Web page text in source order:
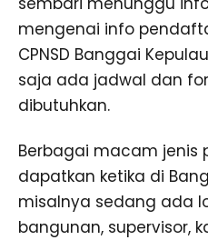
mengenai info
CPNSD Banggai
saja ada jadwal dan
dibutuhkan.
Berbagai macam jenis
dapatkan ketika di
misalnya sedang ada
bangunan, supervisor,